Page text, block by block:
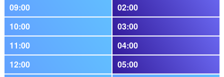
09:00
02:00
10:00
03:00
11:00
04:00
12:00
05:00